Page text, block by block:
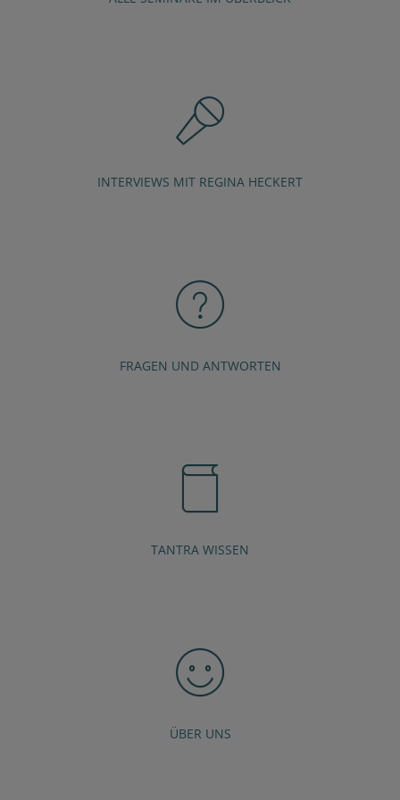
INTERVIEWS MIT REGINA HECKERT
FRAGEN UND ANTWORTEN
TANTRA WISSEN
ÜBER UNS